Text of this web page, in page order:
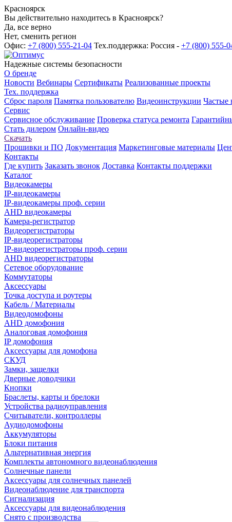
Красноярск
Вы действительно находитесь в Красноярск?
Да, все верно
Нет, сменить регион
Офис: +7 (800) 555-21-04 Тех.поддержка: Россия - +7 (800) 555-
Надежные системы безопасности
О бренде
Новости Вебинары Сертификаты Реализованные проекты
Тех. поддержка
Сброс пароля Памятка пользователю Видеоинструкции Частые
Сервис
Сервисное обслуживание Проверка статуса ремонта
Стать дилером Онлайн-видео
Скачать
Прошивки и ПО Документация Маркетинговые материалы
Контакты
Где купить Заказать звонок Доставка Контакты поддержки
Каталог
Видеокамеры
IP-видеокамеры
IP-видеокамеры проф. серии
AHD видеокамеры
Камера-регистратор
Видеорегистраторы
IP-видеорегистраторы
IP-видеорегистраторы проф. серии
AHD видеорегистраторы
Сетевое оборудование
Коммутаторы
Аксессуары
Точка доступа и роутеры
Кабель / Материалы
Видеодомофоны
AHD домофония
Аналоговая домофония
IP домофония
Аксессуары для домофона
СКУД
Замки, защелки
Дверные доводчики
Кнопки
Браслеты, карты и брелоки
Устройства радиоуправления
Считыватели, контроллеры
Аудиодомофоны
Аккумуляторы
Блоки питания
Альтернативная энергия
Комплекты автономного видеонаблюдения
Солнечные панели
Аксессуары для солнечных панелей
Видеонаблюдение для транспорта
Сигнализация
Аксессуары для видеонаблюдения
Снято с производства